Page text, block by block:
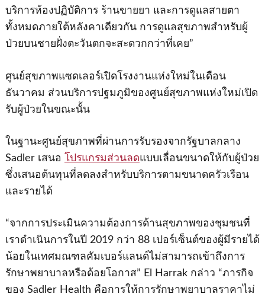
บริการห้องปฏิบัติการ ร้านขายยา และการดูแลสายตา
ทั้งหมดภายใต้หลังคาเดียวกัน การดูแลสุขภาพสําหรับผู้
ป่วยบนชายฝั่งตะวันตกจะสะดวกกว่าที่เคย”
ศูนย์สุขภาพแซดเลอร์เปิดโรงงานแห่งใหม่ในเดือน
ธันวาคม ส่วนบริการปฐมภูมิของศูนย์สุขภาพแห่งใหม่เปิด
รับผู้ป่วยในขณะนั้น
ในฐานะศูนย์สุขภาพที่ผ่านการรับรองจากรัฐบาลกลาง
Sadler เสนอ
โปรแกรมส่วนลดแบบเลื่อนขนาดให้กับผู้ป่วย
ซึ่งเสนอต้นทุนที่ลดลงสําหรับบริการตามขนาดครัวเรือน
และรายได้
“จากการประเมินความต้องการด้านสุขภาพของชุมชนที่
เราดําเนินการในปี 2019 กว่า 88 เปอร์เซ็นต์ของผู้มีรายได้
น้อยในเทศมณฑลคัมเบอร์แลนด์ไม่สามารถเข้าถึงการ
รักษาพยาบาลหรือด้อยโอกาส” El Harrak กล่าว “ภารกิจ
ของ Sadler Health คือการให้การรักษาพยาบาลราคาไม่